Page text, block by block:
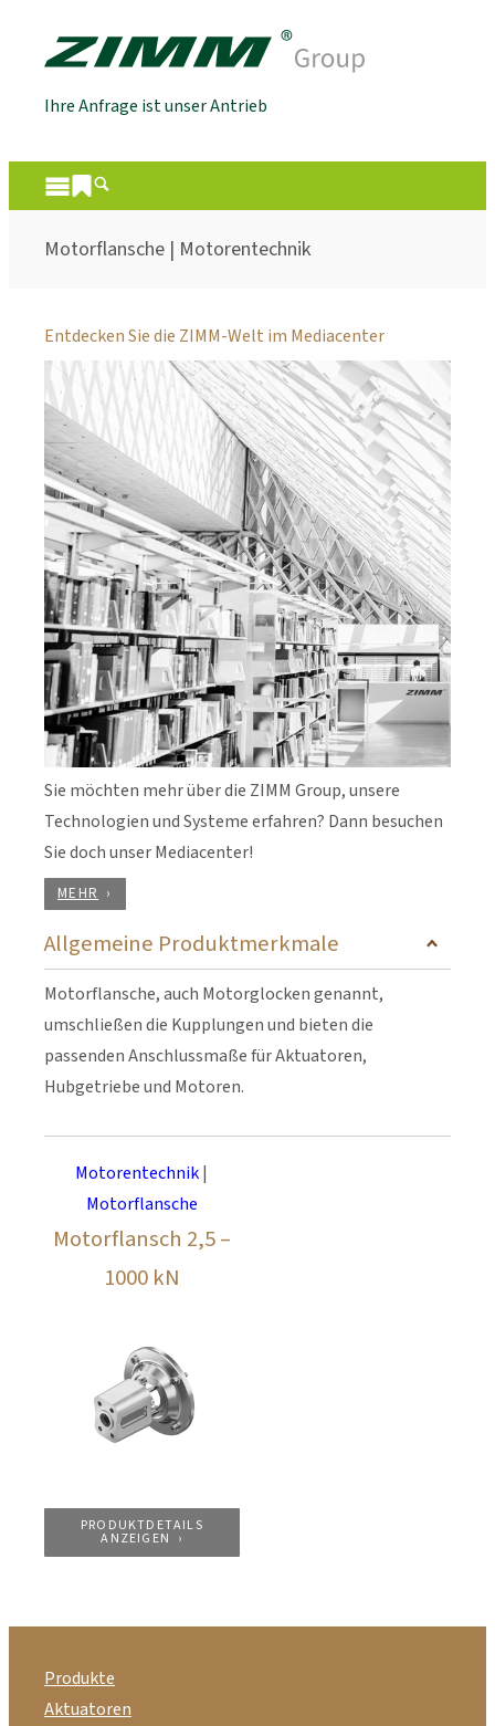
Ihre Anfrage ist unser Antrieb
Motorflansche | Motorentechnik
Entdecken Sie die ZIMM-Welt im Mediacenter
Sie möchten mehr über die ZIMM Group, unsere
Technologien und Systeme erfahren? Dann besuchen
Sie doch unser Mediacenter!
MEHR
Allgemeine Produktmerkmale
Motorflansche, auch Motorglocken genannt,
umschließen die Kupplungen und bieten die
passenden Anschlussmaße für Aktuatoren,
Hubgetriebe und Motoren.
Motorentechnik|
Motorflansche
Motorflansch 2,5 –
1000 kN
PRODUKTDETAILS
ANZEIGEN
Produkte
Aktuatoren